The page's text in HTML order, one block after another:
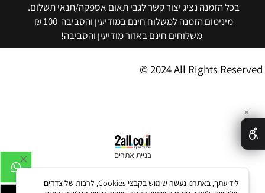
בכל הזמנה נציג יצור קשר לגבי תאום אספקה/תנאי תשלום.
מינימום הזמנה למשלוח חינם במודיעין והסביבה 100 ₪
משלוחים חינם באזור מודיעין והסביבה!
© 2024 All Rights Reserved
בניית אתרים
✕
לידיעתך, באתרנו נעשה שימוש בקבצי Cookies, לרבות של צדדים